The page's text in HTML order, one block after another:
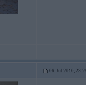
06. Jul 2010,